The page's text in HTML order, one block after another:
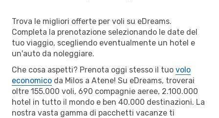
Trova le migliori offerte per voli su eDreams.
Completa la prenotazione selezionando le date del
tuo viaggio, scegliendo eventualmente un hotel e
un'auto da noleggiare.
Che cosa aspetti? Prenota oggi stesso il tuo volo
economico da Milos a Atene! Su eDreams, troverai
oltre 155.000 voli, 690 compagnie aeree, 2.100.000
hotel in tutto il mondo e ben 40.000 destinazioni. La
nostra vasta gamma di pacchetti vacanze ti